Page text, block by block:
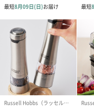
写真付きメッセージカ
ード（680円）